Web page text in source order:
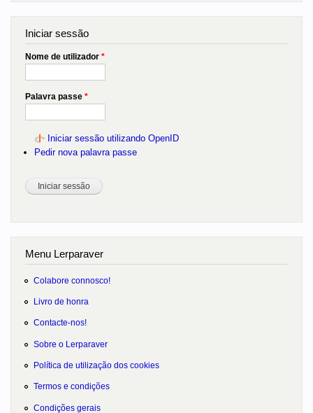
Iniciar sessão
Nome de utilizador *
Palavra passe *
Iniciar sessão utilizando OpenID
Pedir nova palavra passe
Menu Lerparaver
Colabore connosco!
Livro de honra
Contacte-nos!
Sobre o Lerparaver
Política de utilização dos cookies
Termos e condições
Condições gerais